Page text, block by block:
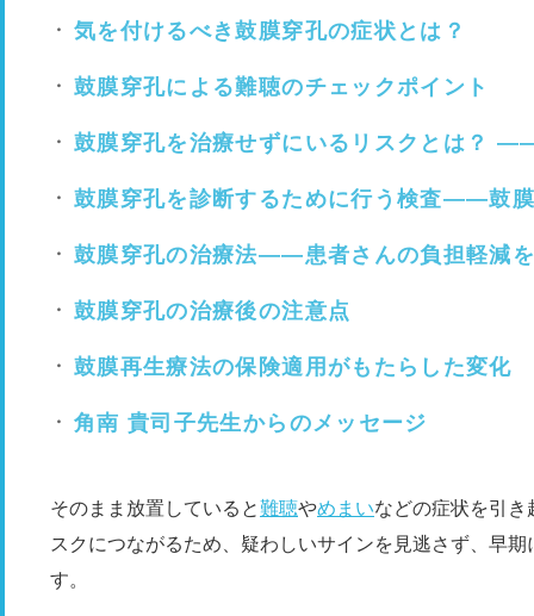
気を付けるべき鼓膜穿孔の症状とは？
鼓膜穿孔による難聴のチェックポイント
鼓膜穿孔を治療せずにいるリスクとは？
鼓膜穿孔を診断するために行う検査――鼓
鼓膜穿孔の治療法――患者さんの負担軽減
鼓膜穿孔の治療後の注意点
鼓膜再生療法の保険適用がもたらした変化
角南 貴司子先生からのメッセージ
そのまま放置していると難聴やめまいなどの症状を引
スクにつながるため、疑わしいサインを見逃さず、早
す。